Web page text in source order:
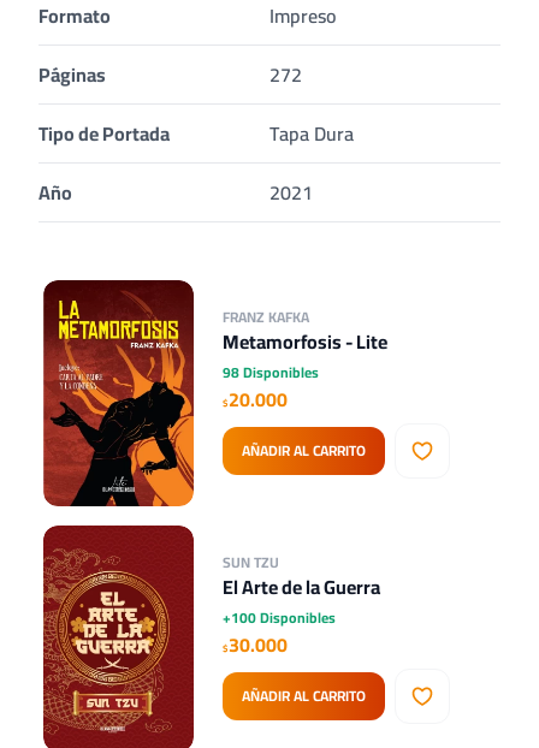
Formato
Impreso
Páginas
272
Tipo de Portada
Tapa Dura
Año
2021
FRANZ KAFKA
Metamorfosis - Lite
98 Disponibles
$20.000
AÑADIR AL CARRITO
SUN TZU
El Arte de la Guerra
+100 Disponibles
$30.000
AÑADIR AL CARRITO